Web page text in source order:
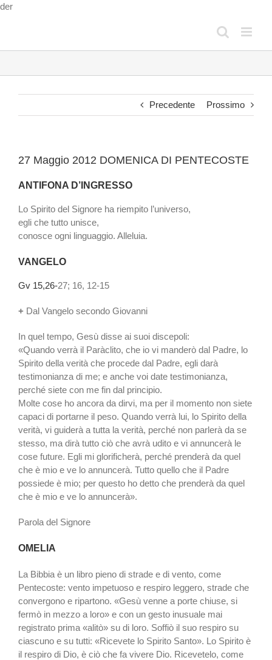
derSalta
Precedente Prossimo
27 Maggio 2012 DOMENICA DI PENTECOSTE
ANTIFONA D’INGRESSO
Lo Spirito del Signore ha riempito l’universo,
egli che tutto unisce,
conosce ogni linguaggio. Alleluia.
VANGELO
Gv 15,26-27; 16, 12-15
+ Dal Vangelo secondo Giovanni
In quel tempo, Gesù disse ai suoi discepoli:
«Quando verrà il Paràclito, che io vi manderò dal Padre, lo
Spirito della verità che procede dal Padre, egli darà
testimonianza di me; e anche voi date testimonianza,
perché siete con me fin dal principio.
Molte cose ho ancora da dirvi, ma per il momento non siete
capaci di portarne il peso. Quando verrà lui, lo Spirito della
verità, vi guiderà a tutta la verità, perché non parlerà da se
stesso, ma dirà tutto ciò che avrà udito e vi annuncerà le
cose future. Egli mi glorificherà, perché prenderà da quel
che è mio e ve lo annuncerà. Tutto quello che il Padre
possiede è mio; per questo ho detto che prenderà da quel
che è mio e ve lo annuncerà».
Parola del Signore
OMELIA
La Bibbia è un libro pieno di strade e di vento, come
Pentecoste: vento impe­tuoso e respiro leggero, strade che
convergono e ripartono. «Gesù venne a porte chiuse, si
fermò in mezzo a loro» e con un gesto inusuale mai
registrato prima «alitò» su di loro. Soffiò il suo respiro su
ciascuno e su tut­ti: «Ricevete lo Spirito Santo». Lo Spirito è
il respiro di Dio, è ciò che fa vivere Dio. Ricevetelo, co­me